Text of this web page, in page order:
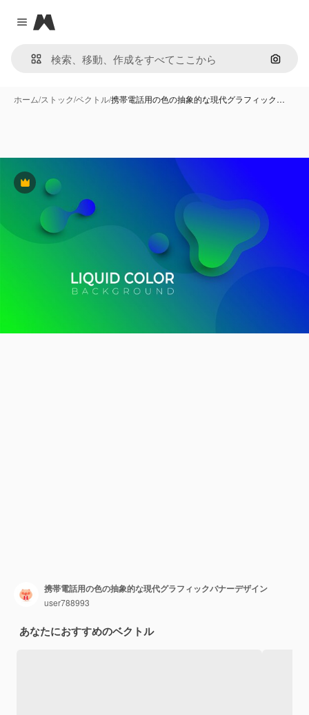
Close menu
Magnific
画像で
ホーム/ストック/ベクトル/携帯電話用の色の抽象的な現代グラフィック…
Premium
携帯電話用の色の抽象的な現代グラフィックバナーデザイン
user788993
あなたにおすすめのベクトル